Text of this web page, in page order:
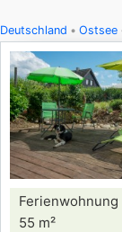
Deutschland Ostsee
Ferienwohnung
55 m²